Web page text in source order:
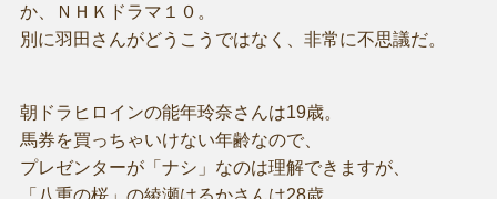
か、ＮＨＫドラマ１０。
別に羽田さんがどうこうではなく、非常に不思議だ。
朝ドラヒロインの能年玲奈さんは19歳。
馬券を買っちゃいけない年齢なので、
プレゼンターが「ナシ」なのは理解できますが、
「八重の桜」の綾瀬はるかさんは28歳。